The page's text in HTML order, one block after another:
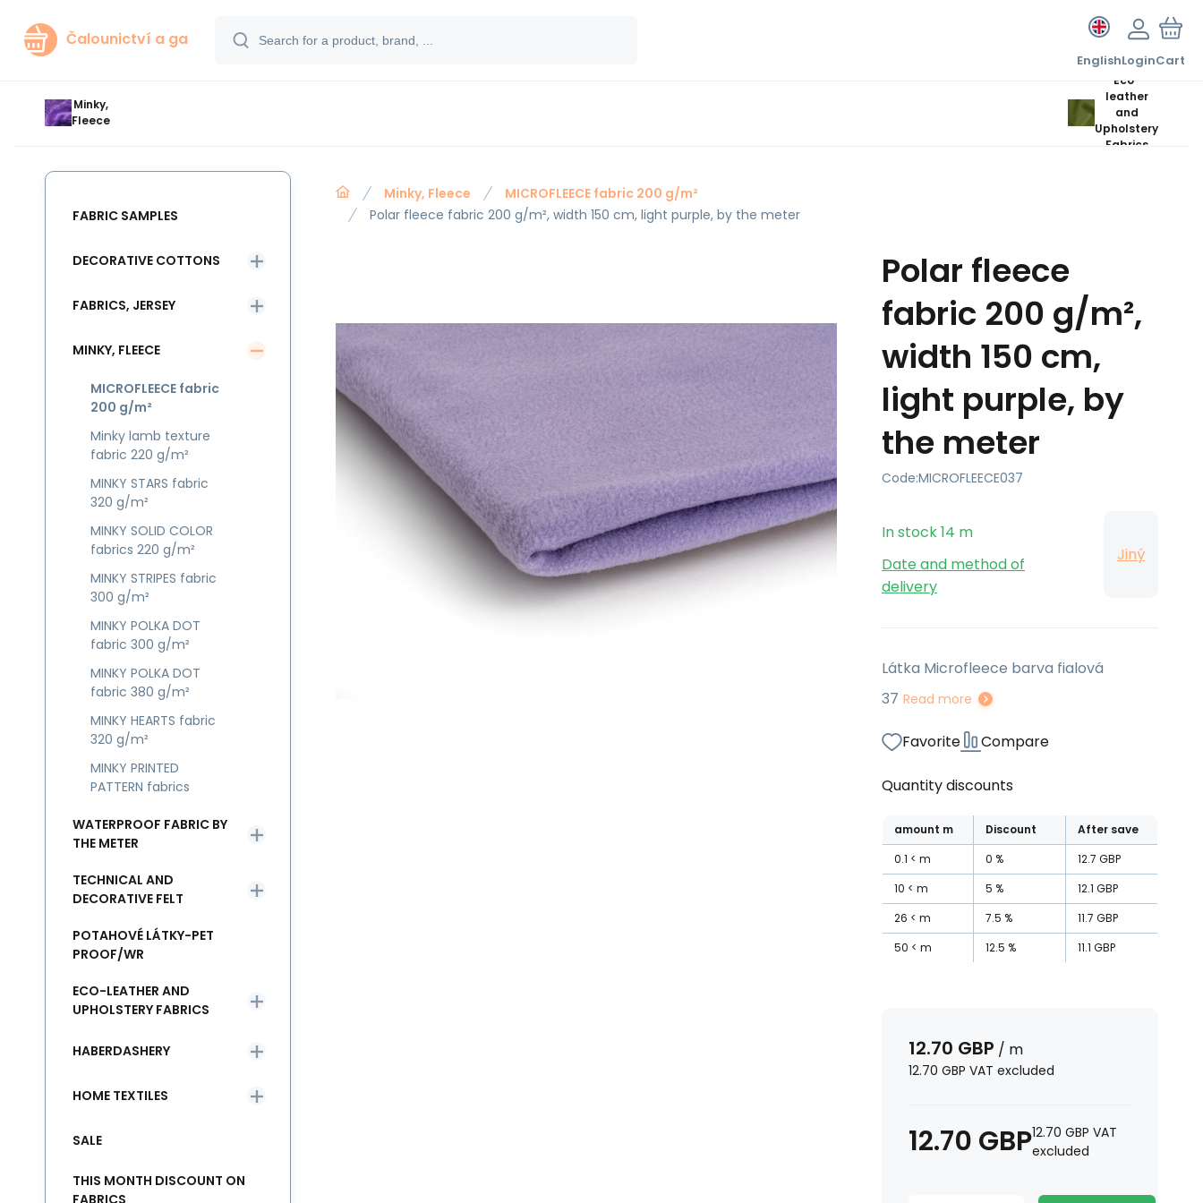
Čalounictví a ga
EnglishLoginCart
Minky,
Fleece
Eco-
leather
and
Upholstery
Fabrics
Minky, Fleece
MICROFLEECE fabric 200 g/m²
Polar fleece fabric 200 g/m², width 150 cm, light purple, by the meter
Polar fleece
fabric 200 g/m²,
width 150 cm,
light purple, by
the meter
Code:MICROFLEECE037
In stock14 m
Date and method of
delivery
Jiný
Látka Microfleece barva fialová
37 Read more
Favorite Compare
Quantity discounts
amount m Discount
After save
0.1
m 0 % 12.7 GBP
10
m 5 % 12.1 GBP
26
m 7.5 % 11.7 GBP
50
m 12.5 % 11.1 GBP
12.70 GBP / m
12.70 GBP VAT excluded
12.70 GBP12.70 GBP VAT
excluded
FABRIC SAMPLES
DECORATIVE COTTONS
FABRICS, JERSEY
MINKY, FLEECE
MICROFLEECE fabric
200 g/m²
Minky lamb texture
fabric 220 g/m²
MINKY STARS fabric
320 g/m²
MINKY SOLID COLOR
fabrics 220 g/m²
MINKY STRIPES fabric
300 g/m²
MINKY POLKA DOT
fabric 300 g/m²
MINKY POLKA DOT
fabric 380 g/m²
MINKY HEARTS fabric
320 g/m²
MINKY PRINTED
PATTERN fabrics
WATERPROOF FABRIC BY
THE METER
TECHNICAL AND
DECORATIVE FELT
POTAHOVÉ LÁTKY-PET
PROOF/WR
ECO-LEATHER AND
UPHOLSTERY FABRICS
HABERDASHERY
HOME TEXTILES
SALE
THIS MONTH DISCOUNT ON
FABRICS